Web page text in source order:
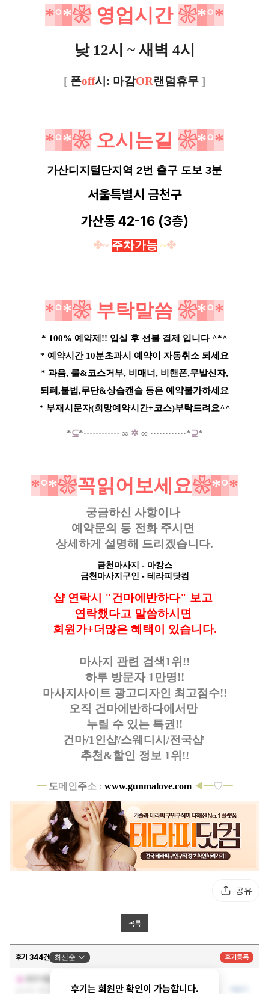
*°*❀ 영업시간 ❀*°*
낮 12시 ~ 새벽 4시
[ 폰off시: 마감OR랜덤휴무 ]
*°*❀ 오시는길 ❀*°*
가산디지털단지역 2번 출구 도보 3분
서울특별시 금천구
가산동42-16 (3층)
✤~ 주차가능 ~✤
*°*❀ 부탁말씀 ❀*°*
* 100% 예약제!! 입실 후 선불 결제 입니다 ^*^
* 예약시간 10분초과시 예약이 자동취소 되세요
* 과음, 룰&코스거부, 비매너, 비핸폰,무발신자,
퇴폐,불법,무단&상습캔슬 등은 예약불가하세요
* 부재시문자(희망예약시간+코스)부탁드려요^^
*⊆*············ ∞ ✲ ∞ ············*⊇*
*°*❀꼭읽어보세요❀*°*
궁금하신 사항이나
예약문의 등 전화 주시면
상세하게 설명해 드리겠습니다.
금천마사지 - 마캉스
금천마사지구인 - 테라피닷컴
샵 연락시 "건마에반하다" 보고
연락했다고 말씀하시면
회원가+더많은 혜택이 있습니다.
마사지 관련 검색1위!!
하루 방문자 1만명!!
마사지사이트 광고디자인 최고점수!!
오직 건마에반하다에서만
누릴 수 있는 특권!!
건마/1인샵/스웨디시/전국샵
추천&할인 정보 1위!!
━ 도메 인 주소 : www.gunmalove.com ◀━♡━
공유
목록
후기 344건 최신순 후기등록
후기는 회원만 확인이 가능합니다.
2026-08-08 23:28:2 응대와 시설 모두 훌륭해 다시 이용하고 싶어요